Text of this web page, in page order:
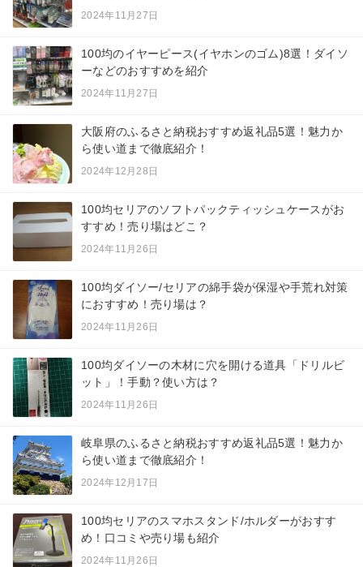
2024年11月27日
100均のイヤーピース(イヤホンのゴム)8選！ダイソ
ーなどのおすすめを紹介
2024年11月27日
大阪府のふるさと納税おすすめ返礼品5選！魅力か
ら使い道まで徹底紹介！
2024年12月28日
100均セリアのソフトパックティッシュケースがお
すすめ！売り場はどこ？
2024年11月26日
100均ダイソー/セリアの綿手袋が保湿や手荒れ対策
におすすめ！売り場は？
2024年11月26日
100均ダイソーの木材に穴を開ける道具「ドリルビ
ット」！手動？使い方は？
2024年11月26日
岐阜県のふるさと納税おすすめ返礼品5選！魅力か
ら使い道まで徹底紹介！
2024年12月17日
100均セリアのスマホスタンド/ホルダーがおすす
め！口コミや売り場も紹介
2024年11月26日